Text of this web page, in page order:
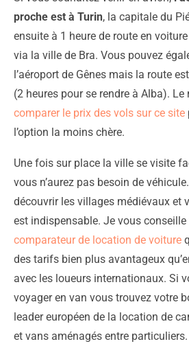
proche est à Turin, la capitale du
ensuite à 1 heure de route en
via la ville de Bra. Vous pouvez
l’aéroport de Gênes mais la route
(2 heures pour se rendre à Alba). Le
comparer le prix des vols sur ce site
l’option la moins chère.
Une fois sur place la ville se visite
vous n’aurez pas besoin de
découvrir les villages médiévaux et
est indispensable. Je vous conseille
comparateur de location de voiture
des tarifs bien plus avantageux
avec les loueurs internationaux. Si
voyager en van vous trouvez votre
leader européen de la location de
et vans aménagés entre particuliers.